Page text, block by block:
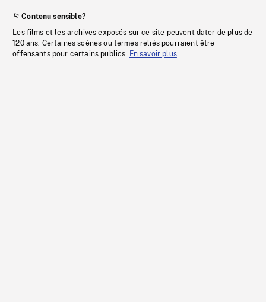
Contenu sensible?
Les films et les archives exposés sur ce site peuvent dater de plus de
120 ans. Certaines scènes ou termes reliés pourraient être
offensants pour certains publics. En savoir plus